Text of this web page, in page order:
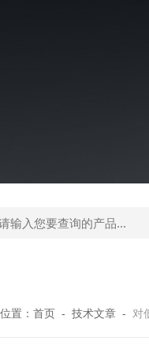
置： 首页 - 技术文章 - 对